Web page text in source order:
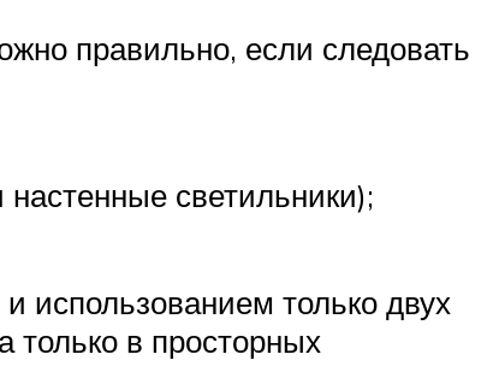
правильно, если следовать
светильники);
использованием только двух
только в просторных